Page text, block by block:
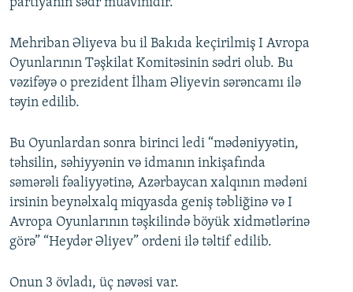
Mehriban Əliyeva bu il Bakıda keçirilmiş I Avropa
Oyunlarının Təşkilat Komitəsinin sədri olub. Bu
vəzifəyə o prezident İlham Əliyevin sərəncamı ilə
təyin edilib.
Bu Oyunlardan sonra birinci ledi “mədəniyyətin,
təhsilin, səhiyyənin və idmanın inkişafında
səmərəli fəaliyyətinə, Azərbaycan xalqının mədəni
irsinin beynəlxalq miqyasda geniş təbliğinə və I
Avropa Oyunlarının təşkilində böyük xidmətlərinə
görə” “Heydər Əliyev” ordeni ilə təltif edilib.
Onun 3 övladı, üç nəvəsi var.